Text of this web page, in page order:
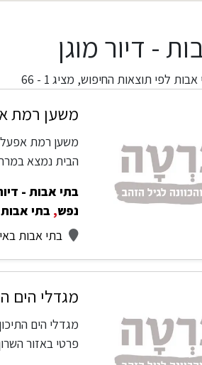
- דיור מוגן
אבות לפי תוצאות החיפוש, מציג 1 - 66
משען רמת
משען רמת
הבית נמצא
בתי אבות -
נפש, בתי
בתי אבות
מגדלי הים
מגדלי הים
פרטי באזור